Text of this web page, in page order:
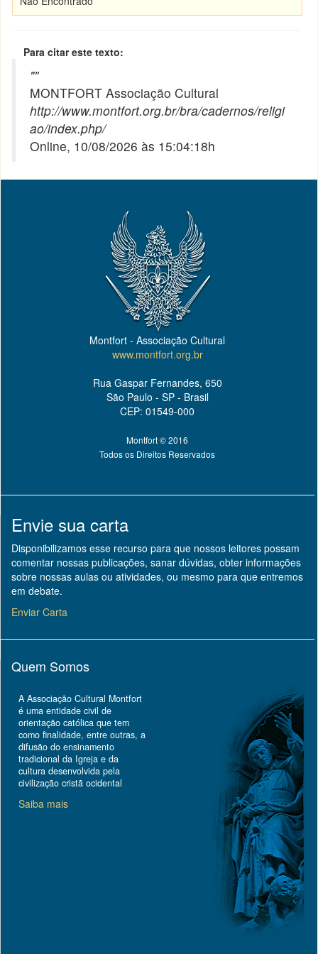
Para citar este texto:
""
MONTFORT Associação Cultural
http://www.montfort.org.br/bra/cadernos/religi
ao/index.php/
Online, 10/08/2026 às 15:04:18h
Montfort - Associação Cultural
www.montfort.org.br
Rua Gaspar Fernandes, 650
São Paulo - SP - Brasil
CEP: 01549-000
Montfort © 2016
Todos os Direitos Reservados
Envie sua carta
Disponibilizamos esse recurso para que nossos leitores possam
comentar nossas publicações, sanar dúvidas, obter informações
sobre nossas aulas ou atividades, ou mesmo para que entremos
em debate.
Enviar Carta
Quem Somos
A Associação Cultural Montfort
é uma entidade civil de
orientação católica que tem
como finalidade, entre outras, a
difusão do ensinamento
tradicional da Igreja e da
cultura desenvolvida pela
civilização cristã ocidental
Saiba mais